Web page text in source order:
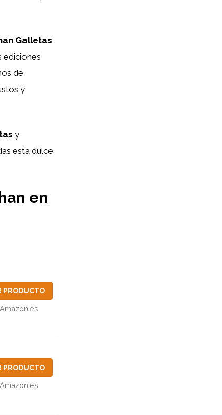
Galletas
ediciones
de
y
y
esta dulce
en
PRODUCTO
Amazon.es
PRODUCTO
Amazon.es